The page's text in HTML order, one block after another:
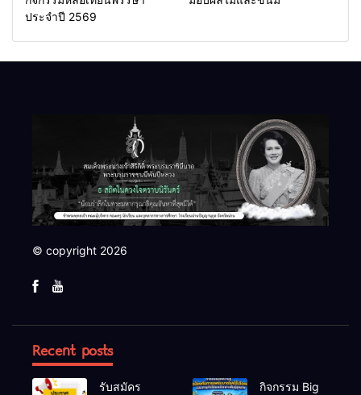
ประจำปี 2569
© copyright 2026
Recent posts
รับสมัคร
กิจกรรม Big